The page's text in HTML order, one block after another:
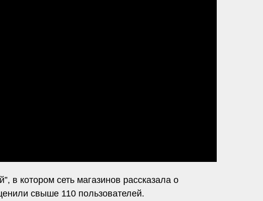
в котором сеть магазинов рассказала о
свыше 110 пользователей.